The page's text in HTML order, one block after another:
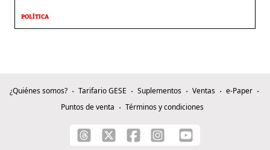
POLÍTICA
¿Quiénes somos? Tarifario GESE Suplementos Ventas
e-Paper
Puntos de venta
Términos y condiciones